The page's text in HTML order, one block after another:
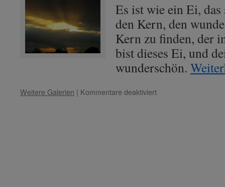
Es ist wie ein Ei,
den Kern, den
Kern zu finden, der
bist dieses Ei, und
wunderschön.
Weitere Galerien | Kommentare deaktiviertfür